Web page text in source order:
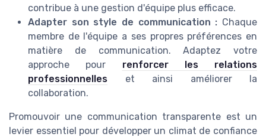
contribue à une gestion d'équipe plus efficace.
Adapter son style de communication : Chaque
membre de l'équipe a ses propres préférences en
matière de communication. Adaptez votre
approche pour renforcer les relations
professionnelles et ainsi améliorer la
collaboration.
Promouvoir une communication transparente est un
levier essentiel pour développer un climat de confiance